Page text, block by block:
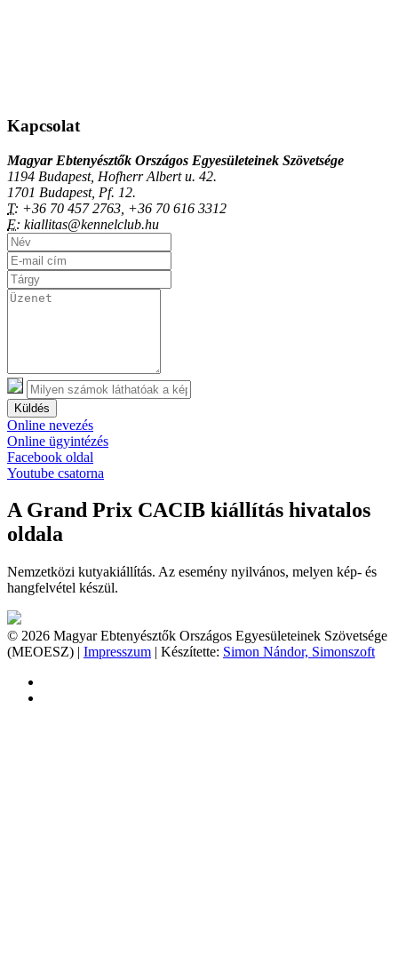
Kapcsolat
Magyar Ebtenyésztők Országos Egyesületeinek Szövetsége
1194 Budapest, Hofherr Albert u. 42.
1701 Budapest, Pf. 12.
T: +36 70 457 2763, +36 70 616 3312
E: kiallitas@kennelclub.hu
Küldés
Online nevezés
Online ügyintézés
Facebook oldal
Youtube csatorna
A Grand Prix CACIB kiállítás hivatalos
oldala
Nemzetközi kutyakiállítás. Az esemény nyilvános, melyen kép- és
hangfelvétel készül.
© 2026 Magyar Ebtenyésztők Országos Egyesületeinek Szövetsége
(MEOESZ) | Impresszum | Készítette: Simon Nándor, Simonszoft